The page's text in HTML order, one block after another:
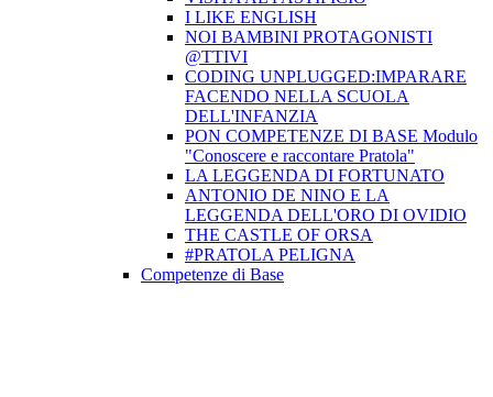
I LIKE ENGLISH
NOI BAMBINI PROTAGONISTI
@TTIVI
CODING UNPLUGGED:IMPARARE
FACENDO NELLA SCUOLA
DELL'INFANZIA
PON COMPETENZE DI BASE Modulo
"Conoscere e raccontare Pratola"
LA LEGGENDA DI FORTUNATO
ANTONIO DE NINO E LA
LEGGENDA DELL'ORO DI OVIDIO
THE CASTLE OF ORSA
#PRATOLA PELIGNA
Competenze di Base